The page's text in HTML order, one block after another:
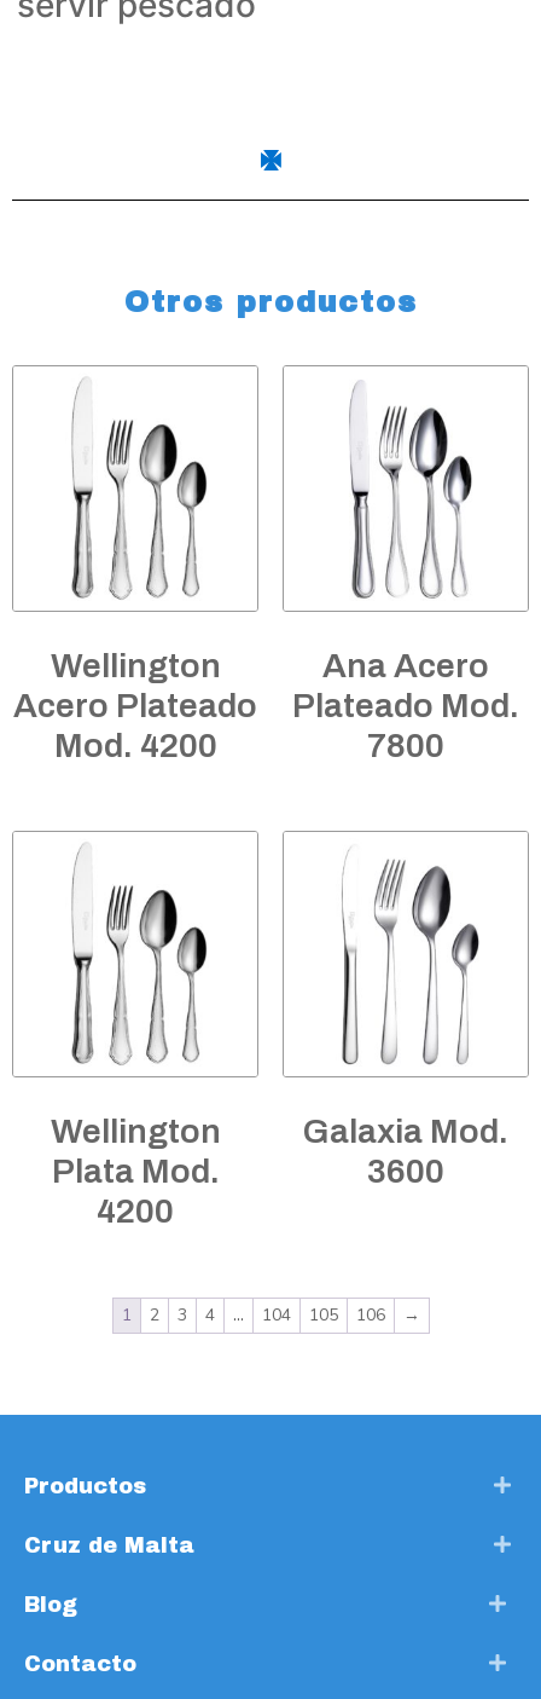
Otros productos
Wellington
Acero Plateado
Mod. 4200
Ana Acero
Plateado Mod.
7800
Wellington
Plata Mod.
4200
Galaxia Mod.
3600
1 2 3 4 … 104 105 106 →
Productos
Cruz de Malta
Blog
Contacto